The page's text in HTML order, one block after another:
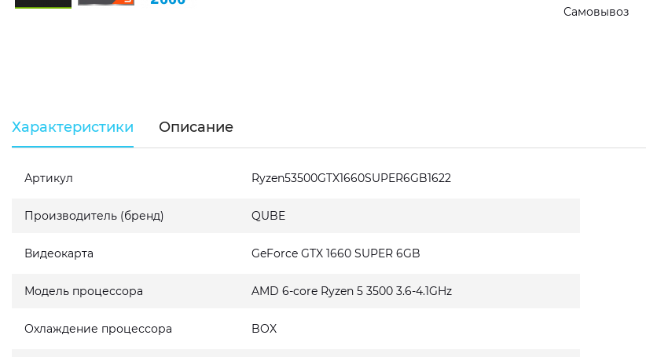
Самовывоз
Характеристики Описание
Артикул Ryzen53500GTX1660SUPER6GB1622
Производитель (бренд) QUBE
Видеокарта GeForce GTX 1660 SUPER 6GB
Модель процессора AMD 6-core Ryzen 5 3500 3.6-4.1GHz
Охлаждение процессора BOX